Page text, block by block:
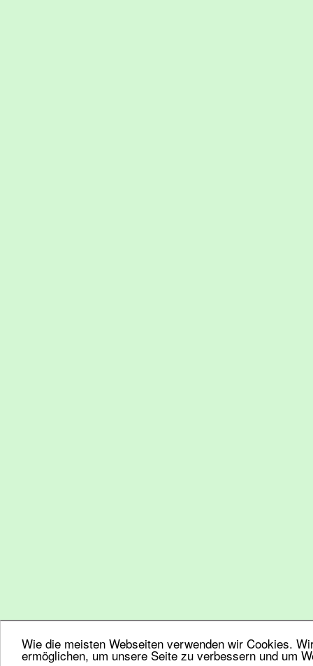
Wie die meisten Webseiten verwenden wir Cookies.
ermöglichen, um unsere Seite zu verbessern und um